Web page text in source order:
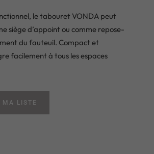
le tabouret VONDA peut
siège d’appoint ou comme repose-
du fauteuil. Compact et
facilement à tous les espaces
MA LISTE